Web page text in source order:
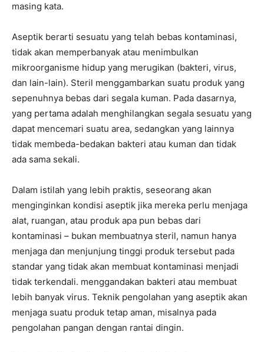
masing kata.
Aseptik berarti sesuatu yang telah bebas kontaminasi,
tidak akan memperbanyak atau menimbulkan
mikroorganisme hidup yang merugikan (bakteri, virus,
dan lain-lain). Steril menggambarkan suatu produk yang
sepenuhnya bebas dari segala kuman. Pada dasarnya,
yang pertama adalah menghilangkan segala sesuatu yang
dapat mencemari suatu area, sedangkan yang lainnya
tidak membeda-bedakan bakteri atau kuman dan tidak
ada sama sekali.
Dalam istilah yang lebih praktis, seseorang akan
menginginkan kondisi aseptik jika mereka perlu menjaga
alat, ruangan, atau produk apa pun bebas dari
kontaminasi – bukan membuatnya steril, namun hanya
menjaga dan menjunjung tinggi produk tersebut pada
standar yang tidak akan membuat kontaminasi menjadi
tidak terkendali. menggandakan bakteri atau membuat
lebih banyak virus. Teknik pengolahan yang aseptik akan
menjaga suatu produk tetap aman, misalnya pada
pengolahan pangan dengan rantai dingin.